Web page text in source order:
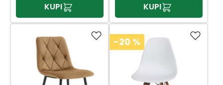
KUPI KUPI
-20 %